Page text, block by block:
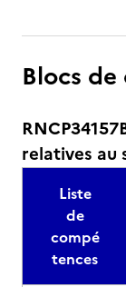
Blocs
relatives au
Liste
de
compé
tences